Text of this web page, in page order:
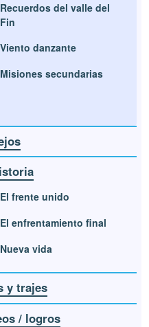
Recuerdos del valle del
Fin
Viento danzante
Misiones secundarias
El frente unido
El enfrentamiento final
Nueva vida
y trajes
/ logros